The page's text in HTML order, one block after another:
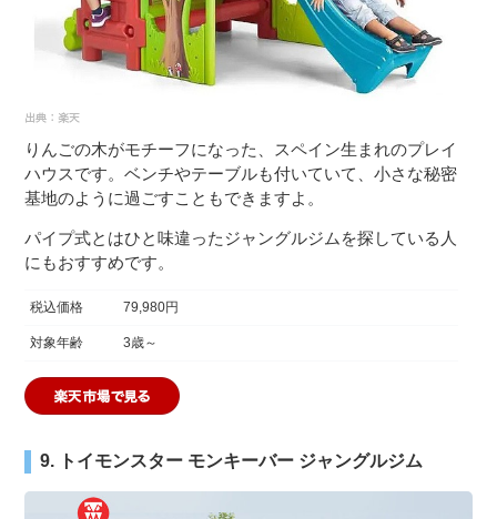
りんごの木がモチーフになった、スペイン生まれのプレイ
ハウスです。ベンチやテーブルも付いていて、小さな秘密
基地のように過ごすこともできますよ。
パイプ式とはひと味違ったジャングルジムを探している人
にもおすすめです。
税込価格 79,980円
対象年齢 3歳～
9. トイモンスター モンキーバー ジャングルジム